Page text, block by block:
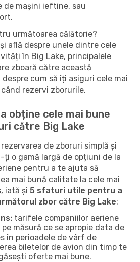
de mașini ieftine, sau
următoarea călătorie?
află despre unele dintre cele
în Big Lake, principalele
zboară către această
cum să îți asiguri cele mai
rezervi zborurile.
obține cele mai bune
către Big Lake
de zboruri simplă și
o gamă largă de opțiuni de la
pentru a te ajuta să
mai bună calitate la cele mai
iată și 5 sfaturi utile pentru a
zbor către Big Lake:
tarifele companiilor aeriene
măsură ce se apropie data de
în perioadele de vârf de
biletelor de avion din timp te
oferte mai bune.